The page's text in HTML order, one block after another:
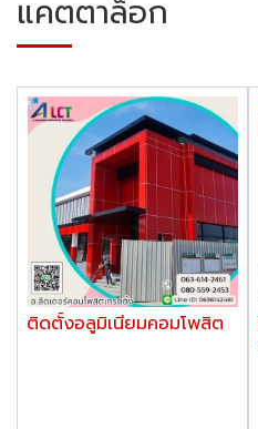
แคตตาล็อก
ติดตั้งอลูมิเนียมคอมโพสิต